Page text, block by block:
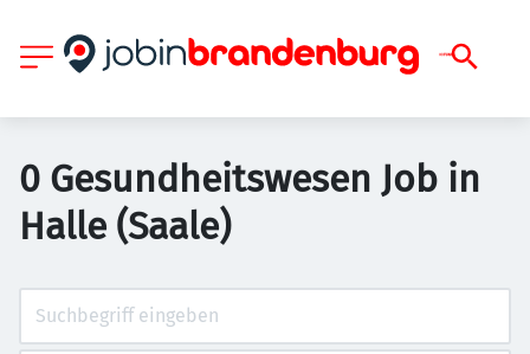
0 Gesundheitswesen Job in
Halle (Saale)